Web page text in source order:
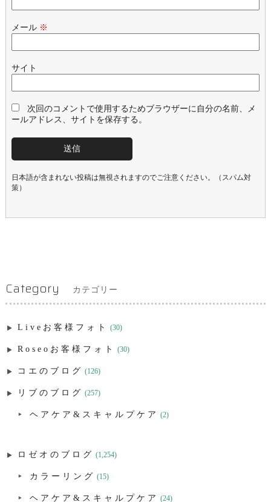
メール ※
サイト
次回のコメントで使用するためブラウザーに自分の名前、メ
ールアドレス、サイトを保存する。
日本語が含まれない投稿は無視されますのでご注意ください。（スパム対
策）
Category カテゴリー
Liveお客様フォト (30)
Roseoお客様フォト (30)
コエのブログ (126)
リブのブログ (257)
ヘアケア&スキャルプケア (2)
ロゼオのブログ (1,254)
カラーリング (15)
ヘアケア&スキャルプケア (24)